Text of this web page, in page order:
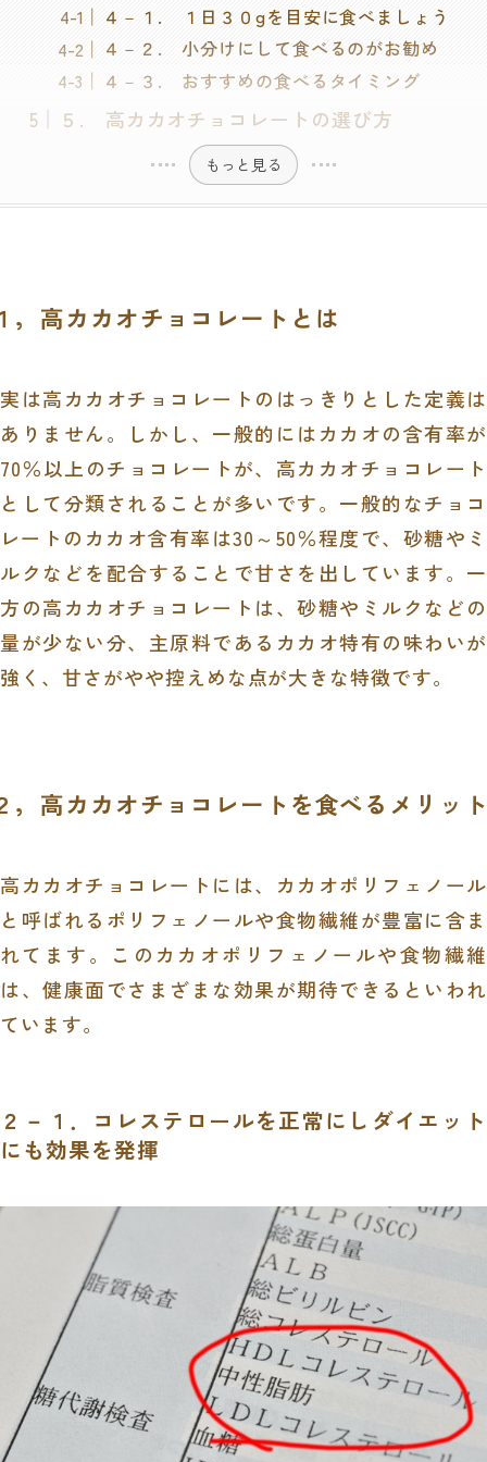
４－１. １日３０gを目安に食べましょう
４－２. 小分けにして食べるのがお勧め
４－３. おすすめの食べるタイミング
５. 高カカオチョコレートの選び方
もっと見る
，高カカオチョコレートとは
実は高カカオチョコレートのはっきりとした定義は
ありません。しかし、一般的にはカカオの含有率が
70％以上のチョコレートが、高カカオチョコレート
として分類されることが多いです。一般的なチョコ
レートのカカオ含有率は30～ 50％程度で、砂糖やミ
ルクなどを配合することで甘さを出しています。一
方の高カカオチョコレートは、砂糖やミルクなどの
量が少ない分、主原料であるカカオ特有の味わいが
強く、甘さがやや控えめな点が大きな特徴です。
，高カカオチョコレートを食べるメリッ
高カカオチョコレートには、カカオポリフェノール
と呼ばれるポリフェノールや食物繊維が豊富に含ま
れてます。このカカオポリフェノールや食物繊維
は、健康面でさまざまな効果が期待できるといわれ
ています。
２－１．コレステロールを正常にしダイエット
にも効果を発揮